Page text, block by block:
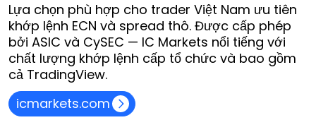
Lựa chọn phù hợp cho trader Việt Nam ưu tiên
khớp lệnh ECN và spread thô. Được cấp phép
bởi ASIC và CySEC — IC Markets nổi tiếng với
chất lượng khớp lệnh cấp tổ chức và bao gồm
cả TradingView.
icmarkets.com